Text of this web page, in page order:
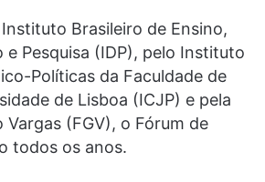
Brasileiro de Ensino,
e Pesquisa (IDP), pelo Instituto
Políticas da Faculdade de
de Lisboa (ICJP) e pela
Vargas (FGV), o Fórum de
todos os anos.